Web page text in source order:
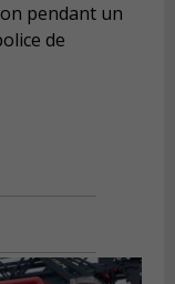
pendant un
de